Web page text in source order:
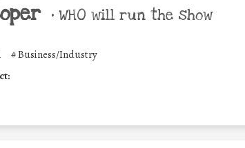
• WHO will run the show
#Business/Industry